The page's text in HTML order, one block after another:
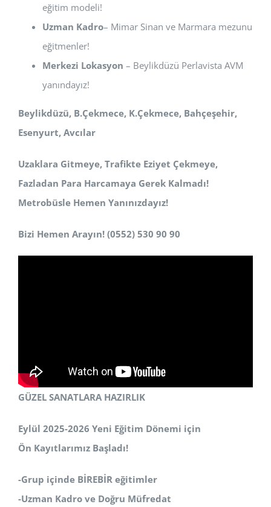
eğitim modeli!
Uzman Kadro– Mimar Sinan ve Marmara mezunu
eğitmenler!
Merkezi Lokasyon – Beylikdüzü Perlavista AVM
yanındayız!
Beylikdüzü, B.Çekmece, K.Çekmece, Bahçeşehir,
Esenyurt, Avcılar
Uzaklara Gitmeye, Trafikte Eziyet Çekmeye,
Fazladan Para Harcamaya Gerek Kalmadı!
Metrobüsle Hemen Yanınızdayız!
Bizi Hemen Arayın! (0552) 530 90 90
GÜZEL SANATLARA HAZIRLIK
Eylül 2025-2026 Yeni Eğitim Dönemi için
Ön Kayıtlarımız Başladı!
-Grup içinde BİREBİR eğitimler
-Uzman Kadro ve Doğru Müfredat